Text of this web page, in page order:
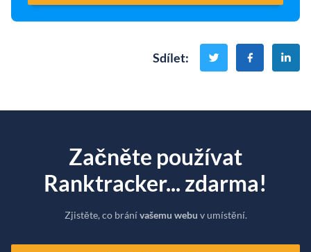
Sdílet:
Začněte používat
Ranktracker... zdarma!
Zjistěte, co bránívašemu webu v umístění.